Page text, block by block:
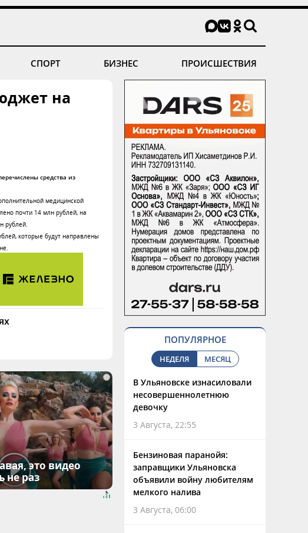
СПОРТ БИЗНЕС ПРОИСШЕСТВИЯ
на
средства из
медицинской
почти 14 млн рублей, на
рублей.
которые будут направлены
i
это видео
не раз
ПОПУЛЯРНОЕ
НЕДЕЛЯ МЕСЯЦ
В Ульяновске изнасиловали
несовершеннолетнюю
девочку
3 Августа, 22:55
Бензиновая паранойя:
заправщики Ульяновска
объявили войну любителям
мелкого налива
3 Августа, 06:00